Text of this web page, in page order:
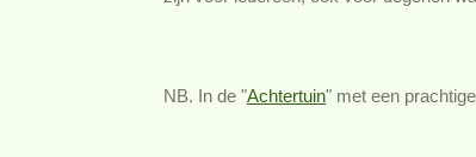
NB. In de "Achtertuin" met een